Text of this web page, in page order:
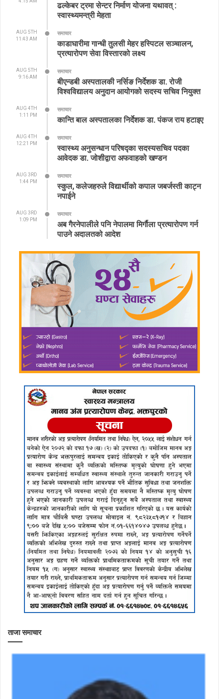
ढल्केबर ट्रमा सेन्टर निर्माण योजना यथावत् :
स्वास्थ्यमन्त्री मेहता
AUG 5TH
11:43 AM
समाचार
काडाघारीमा गान्धी तुलसी मेहर हस्पिटल सञ्चालन,
प्रत्यारोपण सेवा विस्तारको लक्ष्य
AUG 5TH
9:16 AM
समाचार
बीएन्डबी अस्पतालकी नर्सिङ निर्देशक डा. रोजी
विश्वविद्यालय अनुदान आयोगको सदस्य सचिव नियुक्त
AUG 4TH
1:11 PM
समाचार
कान्ति बाल अस्पतालका निर्देशक डा. पंकज राय हटाइए
AUG 4TH
12:21 PM
समाचार
स्वास्थ्य अनुसन्धान परिषद्का सदस्यसचिव पदका
आवेदक डा. जोशीद्वारा अफवाहको खण्डन
AUG 3RD
1:44 PM
समाचार
स्कुल, कलेजहरुले विद्यार्थीको कपाल जबर्जस्ती काट्न
नपाईने
AUG 3RD
1:09 PM
समाचार
अब गैरनेपालीले पनि नेपालमा मिर्गौला प्रत्यारोपण गर्न
पाउने अदालतको आदेश
ताजा समाचार